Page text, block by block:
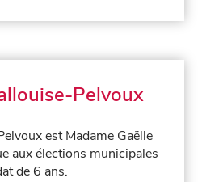
Pelvoux
est Madame Gaëlle
aux élections municipales
de 6 ans.